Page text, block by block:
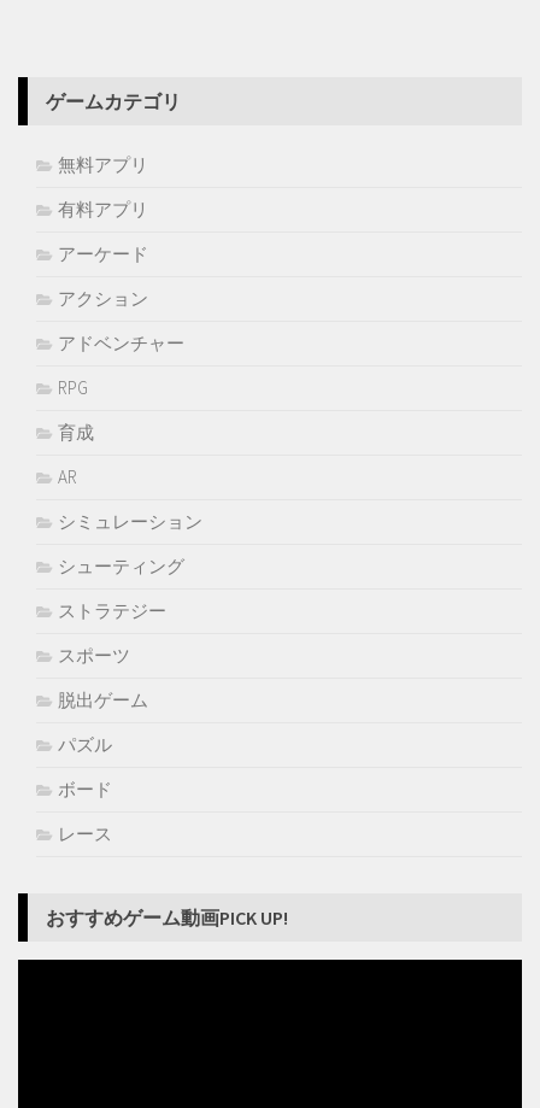
ゲームカテゴリ
無料アプリ
有料アプリ
アーケード
アクション
アドベンチャー
RPG
育成
AR
シミュレーション
シューティング
ストラテジー
スポーツ
脱出ゲーム
パズル
ボード
レース
おすすめゲーム動画PICK UP!